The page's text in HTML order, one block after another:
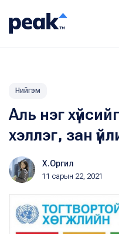
Нийгэм
Аль нэг
хэллэг, зан
Х.Оргил
11 сарын 22, 2021